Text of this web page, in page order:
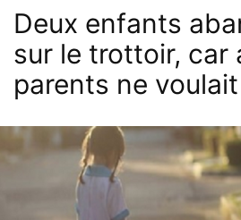
Deux enfants
sur le trottoir, car
parents ne